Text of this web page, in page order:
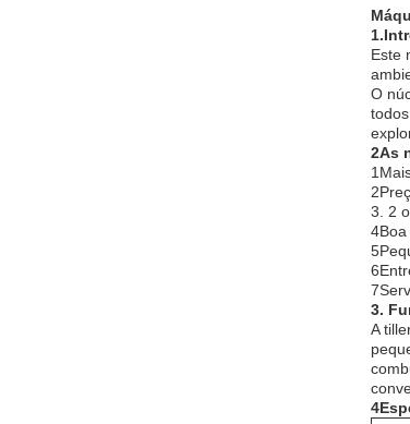
1.
Este
O
2As
3. 2
4Boa
3.
A